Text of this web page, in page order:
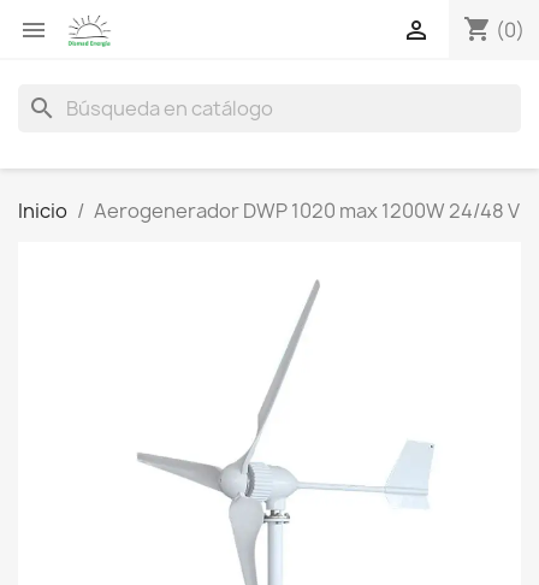
 shopping_cart (0)

search
Inicio Aerogenerador DWP 1020 max 1200W 24/48 V